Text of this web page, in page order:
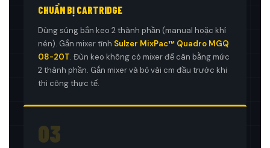
CHUẨN BỊ CARTRIDGE
Dùng súng bắn keo 2 thành phần (manual hoặc khí
nén). Gắn mixer tĩnh Sulzer MixPac™ Quadro MGQ
08-20T. Đùn keo không có mixer để cân bằng mức
2 thành phần. Gắn mixer và bỏ vài cm đầu trước khi
thi công thực tế.
03